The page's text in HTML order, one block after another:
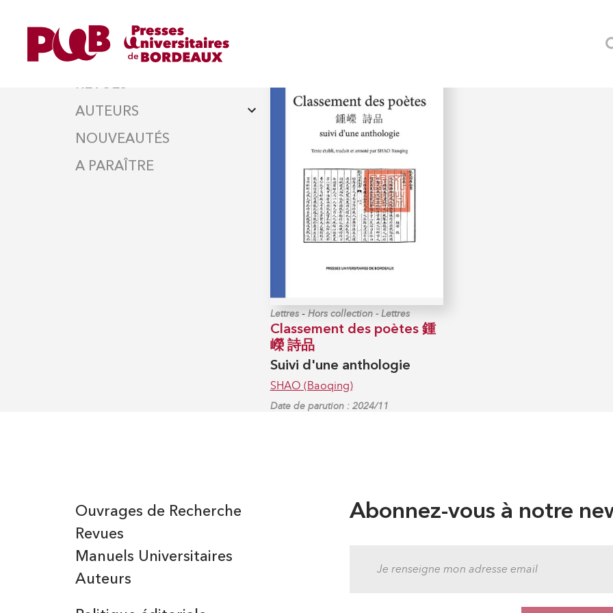
OUVRAGES
REVUES
AUTEURS
NOUVEAUTÉS
A PARAÎTRE
Lettres- Hors collection - Lettres
Classement des poètes 鍾
嶸 詩品
Suivi d'une anthologie
SHAO (Baoqing)
Date de parution : 2024/11
Abonnez-vous à notre
Auteurs
Manuels Universitaires
Ouvrages de Recherche
Revues